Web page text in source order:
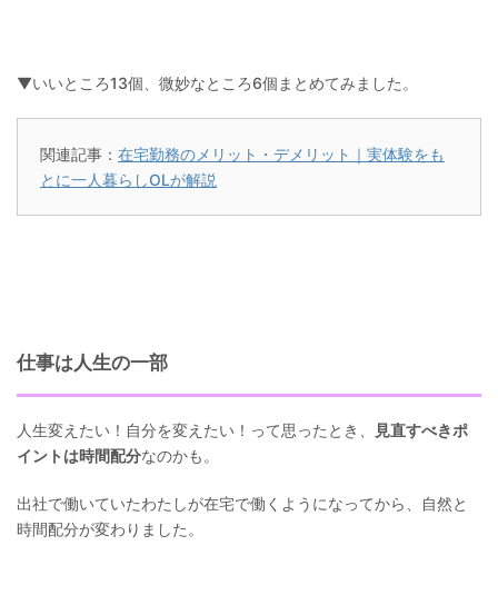
▼いいところ13個、微妙なところ6個まとめてみました。
関連記事： 在宅勤務のメリット・デメリット｜実体験をも
とに一人暮らしOLが解説
仕事は人生の一部
人生変えたい！自分を変えたい！って思ったとき、
見直すべきポ
イントは時間配分なのかも。
出社で働いていたわたしが在宅で働くようになってから、自然と
時間配分が変わりました。